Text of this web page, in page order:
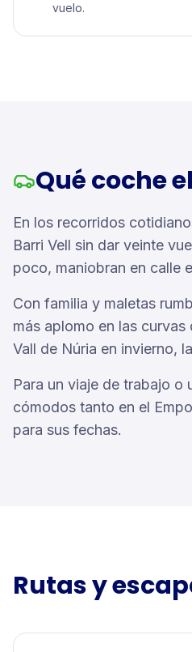
vuelo.
Qué coche
En los recorridos
Barri Vell sin dar veinte
poco, maniobran en calle
Con familia y maletas
más aplomo en las
Vall de Núria en invierno,
Para un viaje de trabajo o
cómodos tanto en el
para sus fechas.
Rutas y